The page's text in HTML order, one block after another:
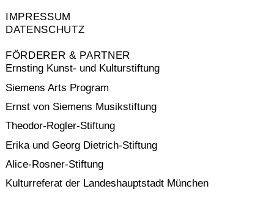
IMPRESSUM
DATENSCHUTZ
FÖRDERER & PARTNER
Ernsting Kunst- und Kulturstiftung
Siemens Arts Program
Ernst von Siemens Musikstiftung
Theodor-Rogler-Stiftung
Erika und Georg Dietrich-Stiftung
Alice-Rosner-Stiftung
Kulturreferat der Landeshauptstadt München